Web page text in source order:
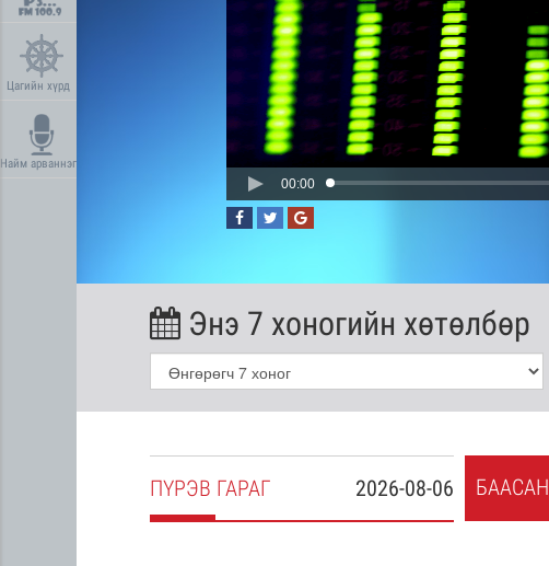
Цагийн хүрд
Найм арваннэг
00:00
Энэ 7 хоногийн хөтөлбөр
2026-08-06
ПҮРЭВ ГАРАГ БААСАН